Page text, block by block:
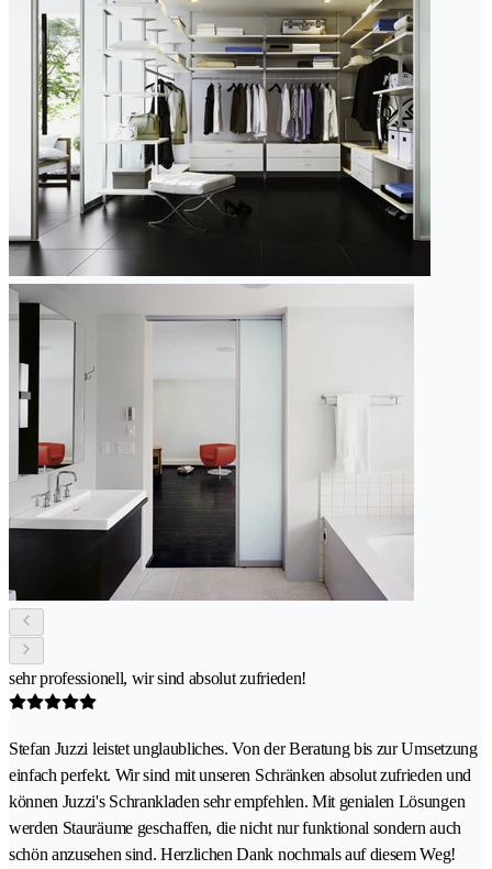
sehr professionell, wir sind absolut zufrieden!
Stefan Juzzi leistet unglaubliches. Von der Beratung bis zur Umsetzung
einfach perfekt. Wir sind mit unseren Schränken absolut zufrieden und
können Juzzi's Schrankladen sehr empfehlen. Mit genialen Lösungen
werden Stauräume geschaffen, die nicht nur funktional sondern auch
schön anzusehen sind. Herzlichen Dank nochmals auf diesem Weg!